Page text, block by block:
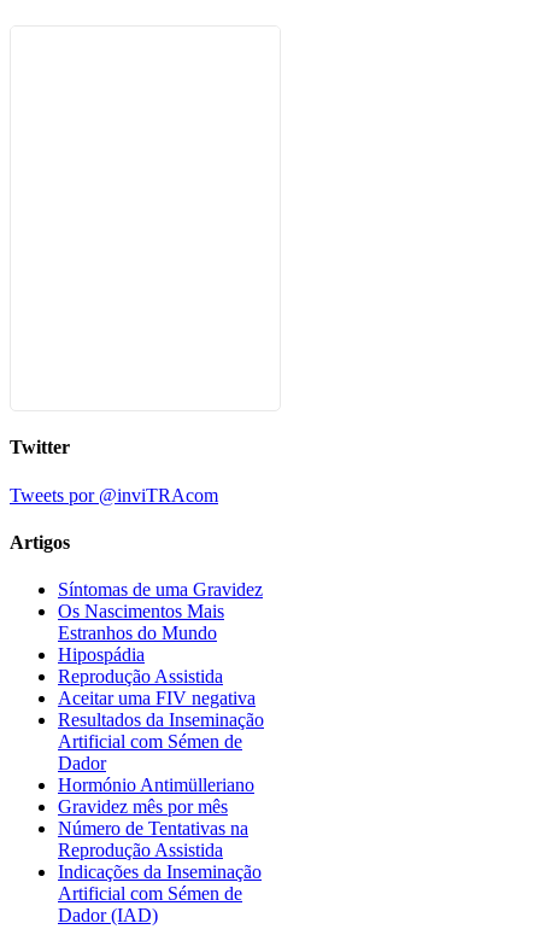
Twitter
Tweets por @inviTRAcom
Artigos
Síntomas de uma Gravidez
Os Nascimentos Mais
Estranhos do Mundo
Hipospádia
Reprodução Assistida
Aceitar uma FIV negativa
Resultados da Inseminação
Artificial com Sémen de
Dador
Hormónio Antimülleriano
Gravidez mês por mês
Número de Tentativas na
Reprodução Assistida
Indicações da Inseminação
Artificial com Sémen de
Dador (IAD)